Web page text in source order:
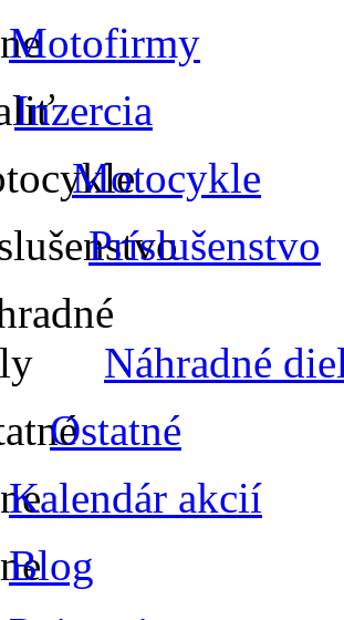
Motofirmy
Inzercia
Motocykle
Príslušenstvo
Náhradné
Ostatné
Kalendár akcií
Blog